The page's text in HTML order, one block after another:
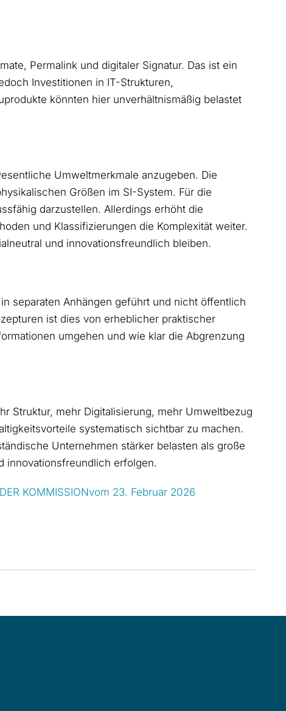
Permalink und digitaler Signatur. Das ist ein
Investitionen in IT-Strukturen,
könnten hier unverhältnismäßig belastet
Umweltmerkmale anzugeben. Die
Größen im SI-System. Für die
darzustellen. Allerdings erhöht die
und Klassifizierungen die Komplexität weiter.
und innovationsfreundlich bleiben.
separaten Anhängen geführt und nicht öffentlich
ist dies von erheblicher praktischer
umgehen und wie klar die Abgrenzung
Struktur, mehr Digitalisierung, mehr Umweltbezug
systematisch sichtbar zu machen.
Unternehmen stärker belasten als große
innovationsfreundlich erfolgen.
KOMMISSIONvom 23. Februar 2026